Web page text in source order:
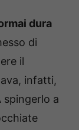
dura
di
il
infatti,
a